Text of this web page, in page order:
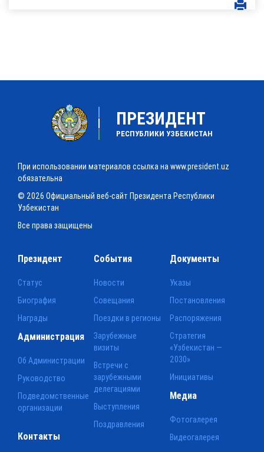
ПРЕЗИДЕНТ
РЕСПУБЛИКИ УЗБЕКИСТАН
При использовании материалов ссылка на www.president.uz
обязательна
© 2026 Официальный веб-сайт Президента Республики
Узбекистан
Все права защищены
Президент
Статус
Биография
Награды
События
Новости
Совещания
Поездки в регионы
Зарубежные
визиты
Встречи с
зарубежными
делегациями
Выступления
Поздравления
Документы
Указы
Постановления
Распоряжения
Стратегия
«Узбекистан —
2030»
Инициативы
Администрация
Об Администрации
Руководство
Подведомственные
организации
Медиа
Фотогалерея
Видеогалерея
Контакты